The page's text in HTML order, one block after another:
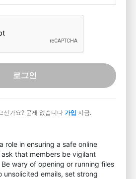
로그인
신가요? 문제 없습니다 가입 지금.
role in ensuring a safe online
that members be vigilant
wary of opening or running files
unsolicited emails, set strong